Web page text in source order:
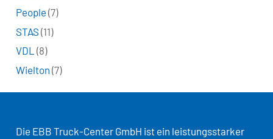
People (7)
STAS (11)
VDL (8)
Wielton (7)
Die EBB Truck-Center GmbH ist ein leistungsstarker